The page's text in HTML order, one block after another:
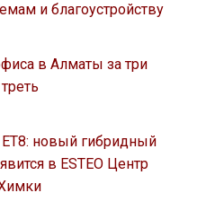
и благоустройству
в Алматы за три
ET8: новый гибридный
в ESTEO Центр